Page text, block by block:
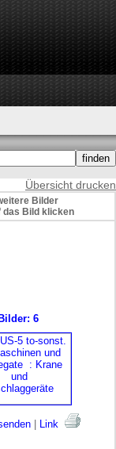
Übersicht drucken
Bilder
das Bild klicken
Bilder: 6
| Link